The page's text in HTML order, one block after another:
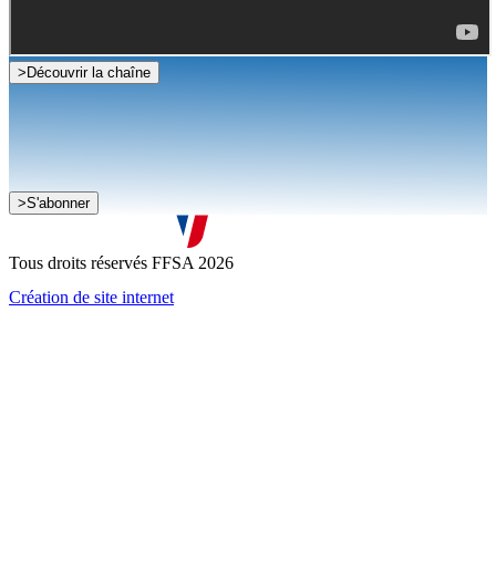
> Découvrir la chaîne
Je souhaite recevoir la newsletter de la FFSA
J'accepte que mes informations soient collectées conformément à
politique de confidentialité
>S'abonner
Tous droits réservés FFSA 2026
Création de site internet